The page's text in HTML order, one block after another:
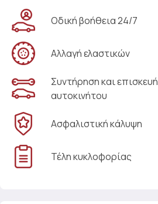
Οδική βοήθεια 24/7
Αλλαγή ελαστικών
Συντήρηση και επισκευή
αυτοκινήτου
Ασφαλιστική κάλυψη
Τέλη κυκλοφορίας